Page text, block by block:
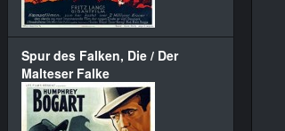
Spur des Falken, Die / Der
Malteser Falke